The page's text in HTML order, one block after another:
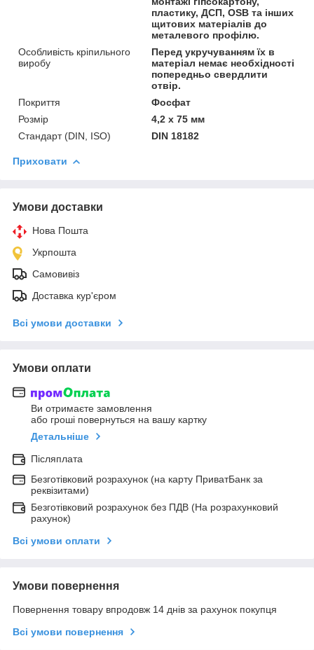
пластику, ДСП, OSB та інших
щитових матеріалів до
металевого профілю.
Особливість кріпильного
виробу
Перед укручуванням їх в
матеріал немає необхідності
попередньо свердлити
отвір.
Покриття
Фосфат
Розмір
4,2 х 75 мм
Стандарт (DIN, ISO)
DIN 18182
Приховати
Умови доставки
Нова Пошта
Укрпошта
Самовивіз
Доставка кур'єром
Всі умови доставки
Умови оплати
Ви отримаєте замовлення
або гроші повернуться на вашу картку
Детальніше
Післяплата
Безготівковий розрахунок (на карту ПриватБанк за
реквізитами)
Безготівковий розрахунок без ПДВ (На розрахунковий
рахунок)
Всі умови оплати
Умови повернення
Повернення товару впродовж 14 днів за рахунок покупця
Всі умови повернення